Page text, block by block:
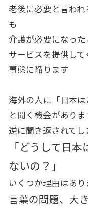
老後に必要と言わ
も
介護が必要になった
サービスを提供し
事態に陥ります
海外の人に「日本は
と聞く機会があり
逆に聞き返されてし
「どうして日
ないの？」
いくつか理由はあ
言葉の問題、大